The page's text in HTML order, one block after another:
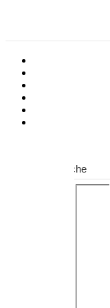
Suche